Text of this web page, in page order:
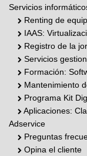
Servicios
Renting de
IAAS:
Registro de la
Servicios
Formación:
Mantenimiento
Programa Kit
Aplicaciones:
Adservice
Preguntas
Opina el cliente